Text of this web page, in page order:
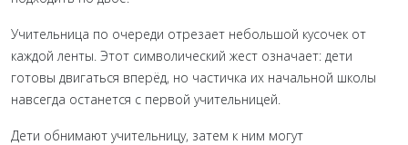
Учительница по очереди отрезает небольшой кусочек от
каждой ленты. Этот символический жест означает: дети
готовы двигаться вперёд, но частичка их начальной школы
навсегда останется с первой учительницей.
Дети обнимают учительницу, затем к ним могут